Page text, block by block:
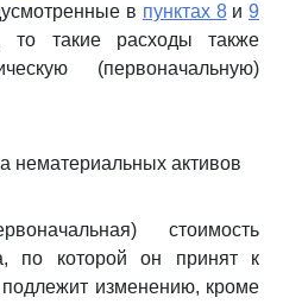
в пунктах 8и9
то такие расходы также
(первоначальную)
нематериальных активов
стоимость
по которой он принят к
подлежит изменению, кроме